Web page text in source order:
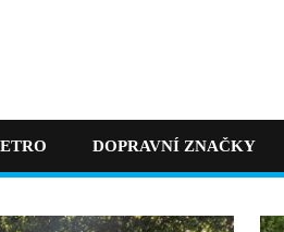
DOPRAVNÍ ZNAČKY